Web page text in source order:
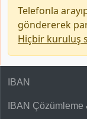
Telefonla
göndererek
Hiçbir kuruluş
IBAN
IBAN